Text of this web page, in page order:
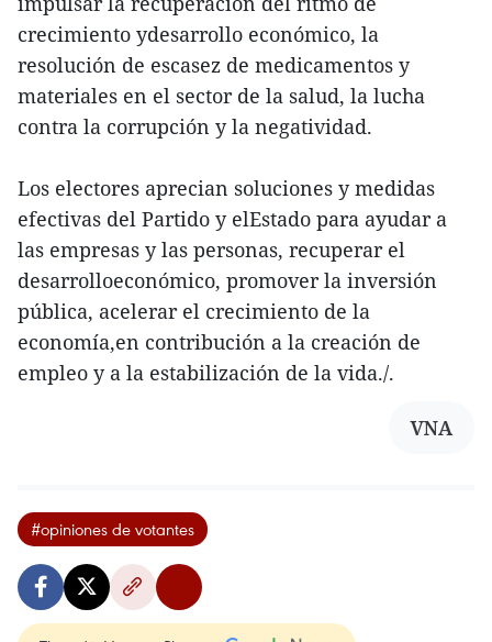
crecimiento ydesarrollo económico, la
resolución de escasez de medicamentos y
materiales en el sector de la salud, la lucha
contra la corrupción y la negatividad.
Los electores aprecian soluciones y medidas
efectivas del Partido y elEstado para ayudar a
las empresas y las personas, recuperar el
desarrolloeconómico, promover la inversión
pública, acelerar el crecimiento de la
economía,en contribución a la creación de
empleo y a la estabilización de la vida./.
VNA
#opiniones de votantes